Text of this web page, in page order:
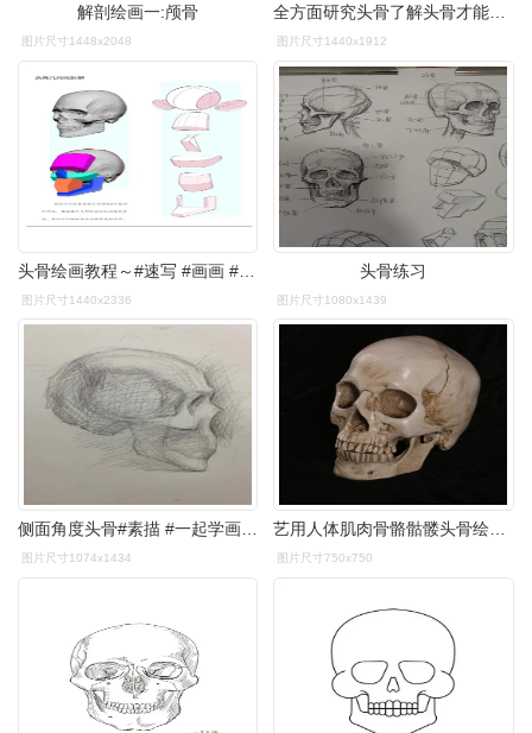
解剖绘画一:颅骨
图片尺寸1448x2048 图片尺寸1440x1912
图片尺寸1440x2336
头骨练习
图片尺寸1080x1439
侧面角度头骨#素描 #一起学画画 #美术生 #美术艺考 #美 - 抖音
图片尺寸1074x1434
艺用人体肌肉骨骼骷髅头骨绘画半胸像解剖头颅素描头盖骨模型美术
图片尺寸750x750